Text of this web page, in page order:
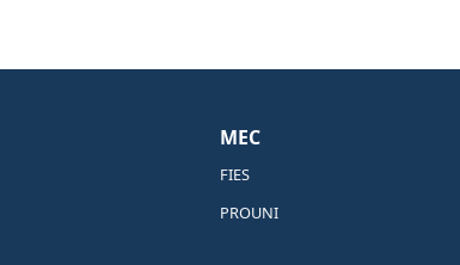
MEC
FIES
PROUNI